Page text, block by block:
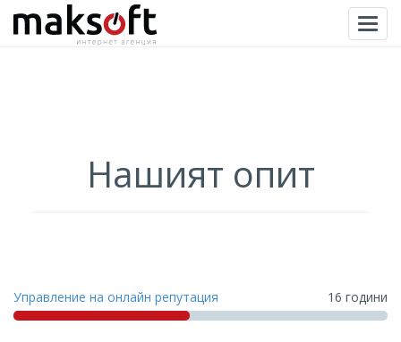
Нашият опит
Управление на онлайн репутация 16 години